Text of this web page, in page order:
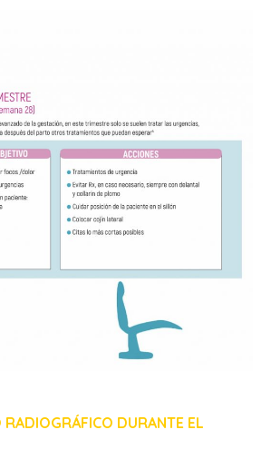
DURANTE EL